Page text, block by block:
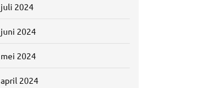
juli 2024
juni 2024
mei 2024
april 2024